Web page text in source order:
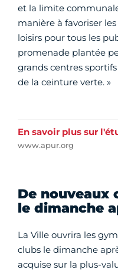
et la limite
manière à favoriser
loisirs pour tous les
promenade plantée
grands centres
de la ceinture verte. »
En savoir plus sur
www.apur.org
De nouveaux
le dimanche
La Ville ouvrira les
clubs le dimanche
acquise sur la plus-